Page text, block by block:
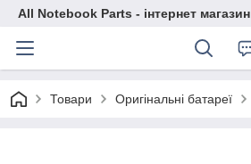
All Notebook Parts - інтернет магазин
Товари Оригінальні батареї